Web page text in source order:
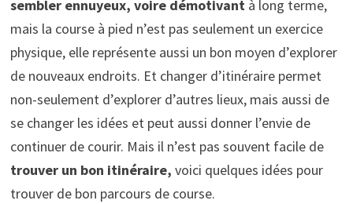
sembler ennuyeux, voire démotivantà long terme,
mais la course à pied n’est pas seulement un exercice
physique, elle représente aussi un bon moyen d’explorer
de nouveaux endroits. Et changer d’itinéraire permet
non-seulement d’explorer d’autres lieux, mais aussi de
se changer les idées et peut aussi donner l’envie de
continuer de courir. Mais il n’est pas souvent facile de
trouver un bon itinéraire, voici quelques idées pour
trouver de bon parcours de course.